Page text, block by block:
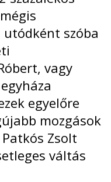
szóba
vagy
egyelőre
mozgások
Zsolt
váltás